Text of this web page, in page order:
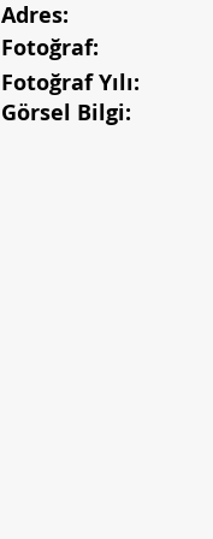
Adres:
Fotoğraf:
Fotoğraf Yılı:
Görsel Bilgi: